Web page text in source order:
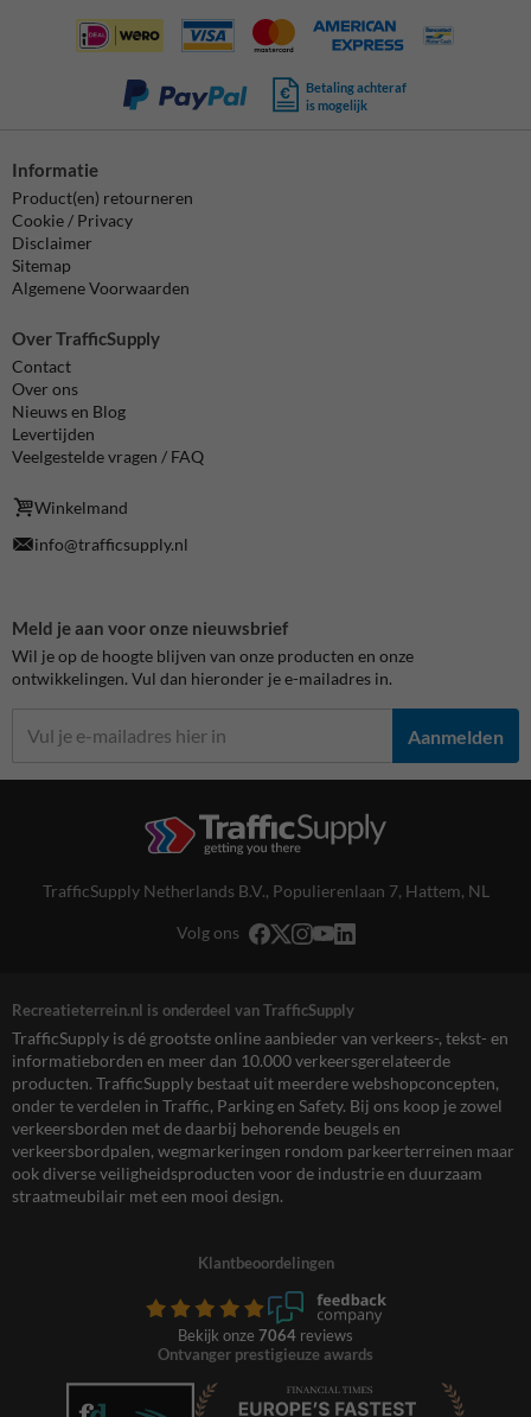
Betaling achteraf
is mogelijk
Informatie
Product(en) retourneren
Cookie / Privacy
Disclaimer
Sitemap
Algemene Voorwaarden
Over TrafficSupply
Contact
Over ons
Nieuws en Blog
Levertijden
Veelgestelde vragen / FAQ
Winkelmand
info@trafficsupply.nl
Meld je aan voor onze nieuwsbrief
Wil je op de hoogte blijven van onze producten en onze
ontwikkelingen. Vul dan hieronder je e-mailadres in.
Aanmelden
TrafficSupply Netherlands B.V., Populierenlaan 7, Hattem, NL
Volg ons
Recreatieterrein.nl is onderdeel van TrafficSupply
TrafficSupply is dé grootste online aanbieder van verkeers-, tekst- en
informatieborden en meer dan 10.000 verkeersgerelateerde
producten. TrafficSupply bestaat uit meerdere webshopconcepten,
onder te verdelen in Traffic, Parking en Safety. Bij ons koop je zowel
verkeersborden met de daarbij behorende beugels en
verkeersbordpalen, wegmarkeringen rondom parkeerterreinen maar
ook diverse veiligheidsproducten voor de industrie en duurzaam
straatmeubilair met een mooi design.
Klantbeoordelingen
Bekijk onze 7064 reviews
Ontvanger prestigieuze awards